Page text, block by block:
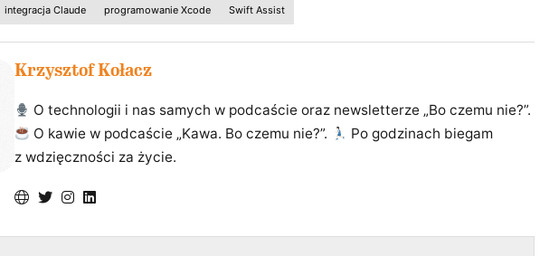
integracja Claude programowanie Xcode Swift Assist
Krzysztof Kołacz
O technologii i nas samych w podcaście oraz newsletterze „Bo czemu nie?”.
O kawie w podcaście „Kawa. Bo czemu nie?”.
Po godzinach biegam
z wdzięczności za życie.